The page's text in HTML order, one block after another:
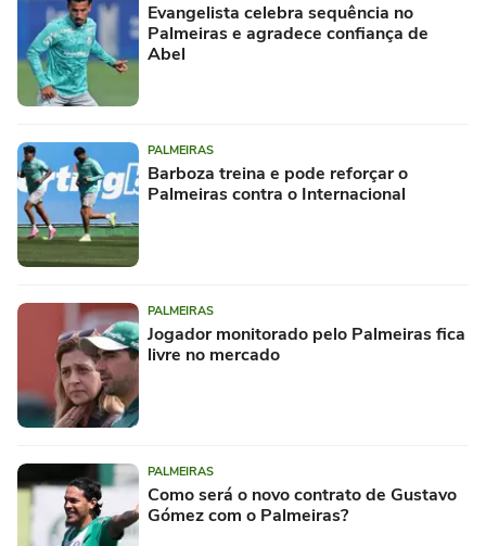
Evangelista celebra sequência no
Palmeiras e agradece confiança de
Abel
PALMEIRAS
Barboza treina e pode reforçar o
Palmeiras contra o Internacional
PALMEIRAS
Jogador monitorado pelo Palmeiras fica
livre no mercado
PALMEIRAS
Como será o novo contrato de Gustavo
Gómez com o Palmeiras?